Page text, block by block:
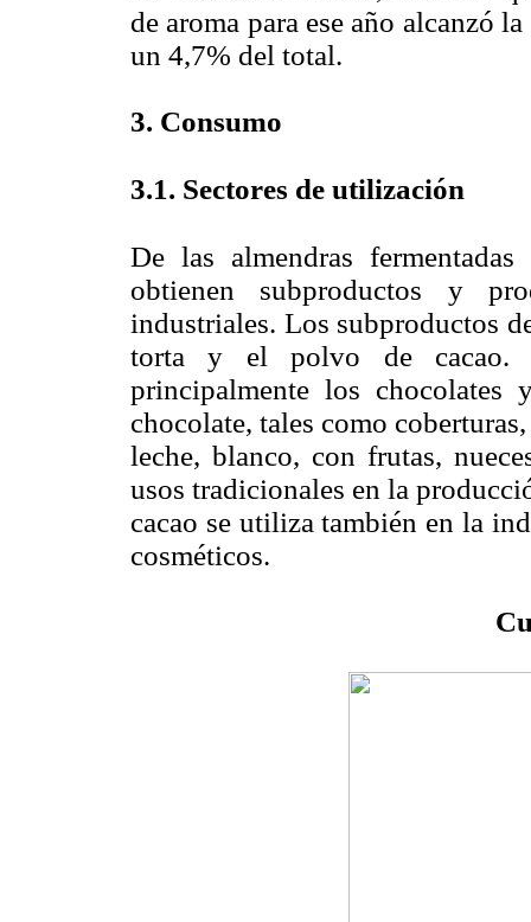
de aroma para ese año alcanzó
un 4,7% del total.
3. Consumo
3.1. Sectores de utilización
De las almendras
obtienen subproductos y
industriales. Los subproductos
torta y el polvo de cacao.
principalmente los chocolates
chocolate, tales como
leche, blanco, con frutas,
usos tradicionales en la
cacao se utiliza también en la
cosméticos.